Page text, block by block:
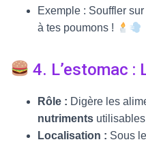
Exemple : Souffler
à tes poumons !
4. L’estomac :
Rôle : Digère les
nutriments
Localisation : Sous